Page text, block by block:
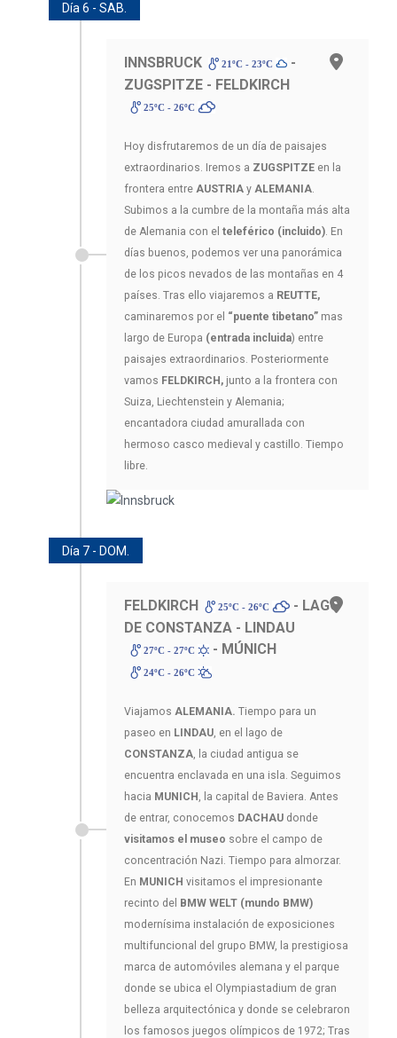
Día 6 - SAB.
INNSBRUCK 21ºC - 23ºC
-
ZUGSPITZE - FELDKIRCH
25ºC - 26ºC
Hoy disfrutaremos de un día de paisajes
extraordinarios. Iremos a ZUGSPITZE en la
frontera entre AUSTRIA y ALEMANIA.
Subimos a la cumbre de la montaña más alta
de Alemania con el teleférico (incluido). En
días buenos, podemos ver una panorámica
de los picos nevados de las montañas en 4
países. Tras ello viajaremos a REUTTE,
caminaremos por el “puente tibetano” mas
largo de Europa (entrada incluida) entre
paisajes extraordinarios. Posteriormente
vamos FELDKIRCH, junto a la frontera con
Suiza, Liechtenstein y Alemania;
encantadora ciudad amurallada con
hermoso casco medieval y castillo. Tiempo
libre.
Día 7 - DOM.
FELDKIRCH 25ºC - 26ºC
- LAGO
DE CONSTANZA - LINDAU
27ºC - 27ºC - MÚNICH
24ºC - 26ºC
Viajamos ALEMANIA. Tiempo para un
paseo en LINDAU, en el lago de
CONSTANZA, la ciudad antigua se
encuentra enclavada en una isla. Seguimos
hacia MUNICH , la capital de Baviera. Antes
de entrar, conocemos DACHAU donde
visitamos el museo sobre el campo de
concentración Nazi. Tiempo para almorzar.
En MUNICH visitamos el impresionante
recinto del BMW WELT (mundo BMW)
modernísima instalación de exposiciones
multifuncional del grupo BMW, la prestigiosa
marca de automóviles alemana y el parque
donde se ubica el Olympiastadium de gran
belleza arquitectónica y donde se celebraron
los famosos juegos olímpicos de 1972; Tras